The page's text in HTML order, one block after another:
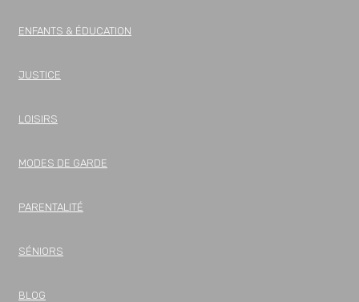
ENFANTS & ÉDUCATION
JUSTICE
LOISIRS
MODES DE GARDE
PARENTALITÉ
SÉNIORS
BLOG